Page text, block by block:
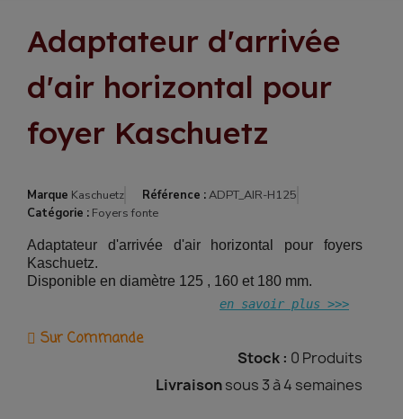
Adaptateur d'arrivée
d'air horizontal pour
foyer Kaschuetz
Marque Kaschuetz Référence :ADPT_AIR-H125
Catégorie : Foyers fonte
Adaptateur d'arrivée d'air horizontal pour foyers
Kaschuetz.
Disponible en diamètre 125 , 160 et 180 mm.
en savoir plus >>>
Sur Commande
Stock : 0 Produits
Livraisonsous 3 à 4 semaines